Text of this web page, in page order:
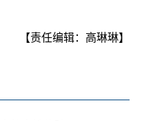
【责任编辑：高琳琳】